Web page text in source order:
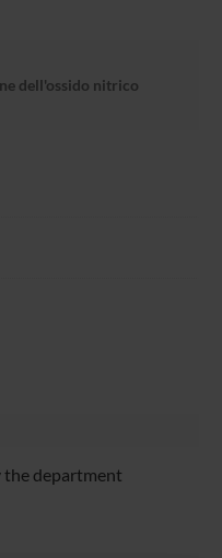
dell'ossido nitrico
the department